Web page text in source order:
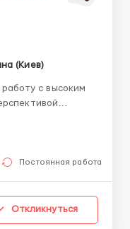
(Киев)
команда
и рекламе!
Если у вас
Постоянная работа
Откликнуться